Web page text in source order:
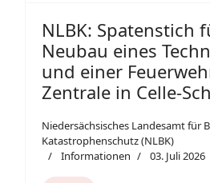
NLBK: Spatenstich
Neubau eines
und einer
Zentrale in Celle-
Niedersächsisches Landesamt für
Katastrophenschutz (NLBK)
Informationen
03. Juli 2026